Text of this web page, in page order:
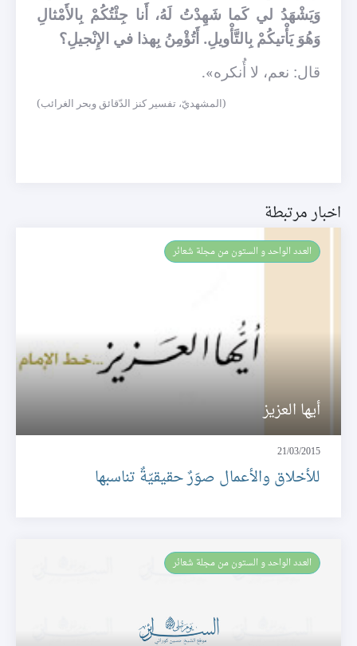
وَيَشْهَدُ لي كَما شَهِدْتُ لَهُ، أَنا جِئْتُكُمْ بِالأَمْثالِ
وَهُوَ يَأْتيكُمْ بِالتَّأْويلِ. أَتُؤْمِنُ بِهذا في الإِنْجيلِ؟
قال: نعم، لا أُنكره».
(المشهديّ، تفسير كنز الدّقائق وبحر الغرائب)
اخبار مرتبطة
العـدد الواحد و الستون من مجلة شعائر
أيها العزيز
21/03/2015
للأخلاق والأعمال صوَرٌ حقيقيّةٌ تناسبها
العـدد الواحد و الستون من مجلة شعائر